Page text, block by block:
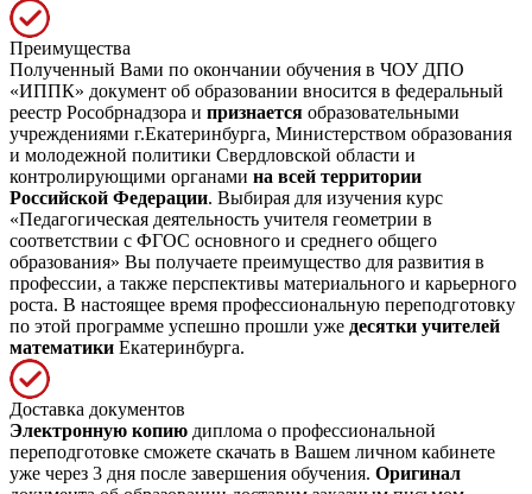
Преимущества
Полученный Вами по окончании обучения в ЧОУ ДПО
«ИППК» документ об образовании вносится в федеральный
реестр Рособрнадзора и признается образовательными
учреждениями г.Екатеринбурга, Министерством образования
и молодежной политики Свердловской области и
контролирующими органами на всей территории
Российской Федерации. Выбирая для изучения курс
«Педагогическая деятельность учителя геометрии в
соответствии с ФГОС основного и среднего общего
образования» Вы получаете преимущество для развития в
профессии, а также перспективы материального и карьерного
роста. В настоящее время профессиональную переподготовку
по этой программе успешно прошли уже десятки учителей
математики Екатеринбурга.
Доставка документов
Электронную копию диплома о профессиональной
переподготовке сможете скачать в Вашем личном кабинете
уже через 3 дня после завершения обучения. Оригинал